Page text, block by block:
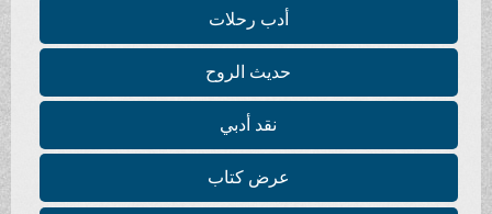
أدب رحلات
حديث الروح
نقد أدبي
عرض كتاب